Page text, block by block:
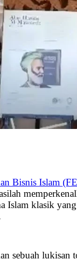
Bisnis Islam
klasik
sebuah lukisan